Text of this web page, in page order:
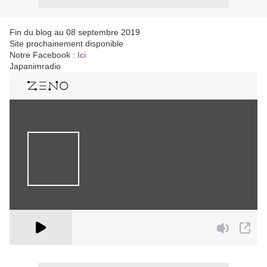
Fin du blog au 08 septembre 2019
Site prochainement disponible
Notre Facebook : Ici
Japanimradio